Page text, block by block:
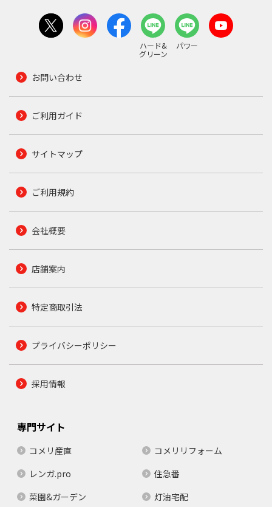
ハード&
グリーン
パワー
お問い合わせ
ご利用ガイド
サイトマップ
ご利用規約
会社概要
店舗案内
特定商取引法
プライバシーポリシー
採用情報
専門サイト
コメリ産直
コメリリフォーム
レンガ.pro
住急番
菜園&ガーデン
灯油宅配